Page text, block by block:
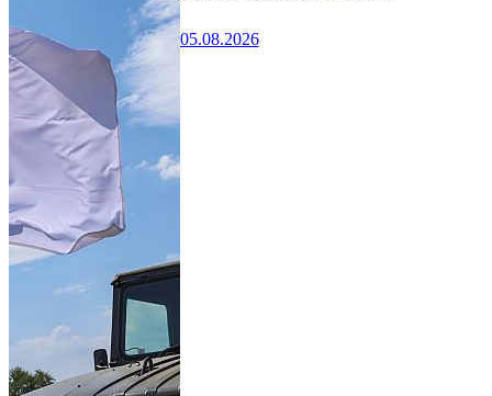
05.08.2026